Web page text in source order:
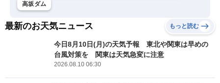
高坂ダム
最新のお天気ニュース もっと読む
今日8月10日(月)の天気予報 東北や関東は早めの
台風対策を 関東は天気急変に注意
2026.08.10 06:30